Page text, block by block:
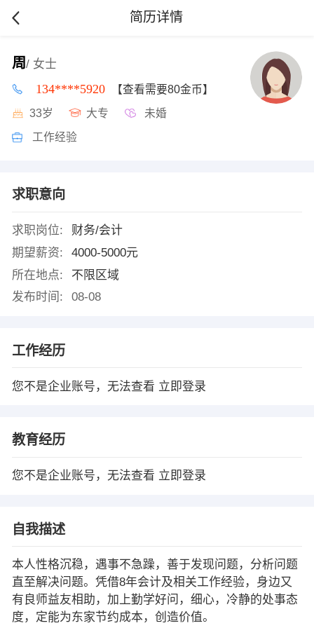
简历详情
周/ 女士
134****5920 【查看需要80金币】
33岁 大专 未婚
工作经验
求职意向
求职岗位:
财务/会计
期望薪资:
4000-5000元
所在地点:
不限区域
发布时间:
08-08
工作经历
您不是企业账号，无法查看 立即登录
教育经历
您不是企业账号，无法查看 立即登录
自我描述
本人性格沉稳，遇事不急躁，善于发现问题，分析问题
直至解决问题。凭借8年会计及相关工作经验，身边又
有良师益友相助，加上勤学好问，细心，冷静的处事态
度，定能为东家节约成本，创造价值。